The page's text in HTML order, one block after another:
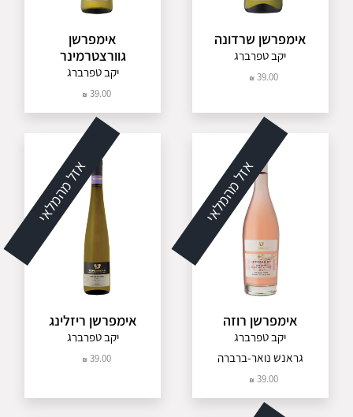
אימפרשן שרדונה
יקב טפרברג
39.00
אימפרשן
גוורצטרמינר
יקב טפרברג
39.00
אזל מהמלאי
אימפרשן רוזה
יקב טפרברג
גראנש נואר-ברברה
39.00
אזל מהמלאי
אימפרשן ריזלינג
יקב טפרברג
39.00